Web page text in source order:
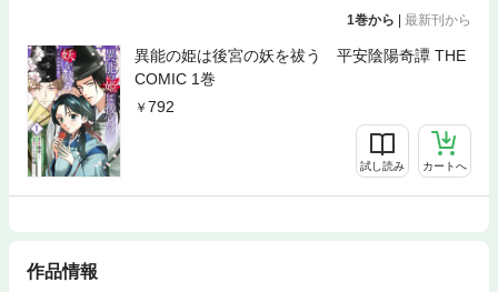
1巻から | 最新刊から
異能の姫は後宮の妖を祓う 平安陰陽奇譚 THE
COMIC 1巻
792
試し読み カートへ
作品情報